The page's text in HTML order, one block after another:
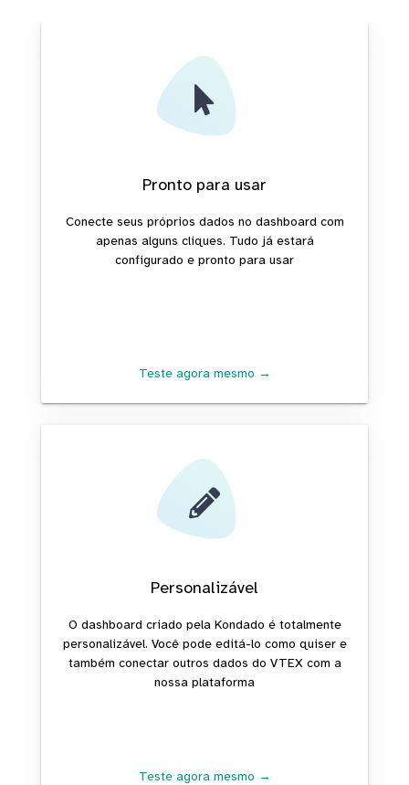
Pronto para usar
Conecte seus próprios dados no dashboard com
apenas alguns cliques. Tudo já estará
configurado e pronto para usar
Teste agora mesmo →
Personalizável
O dashboard criado pela Kondado é totalmente
personalizável. Você pode editá-lo como quiser e
também conectar outros dados do VTEX com a
nossa plataforma
Teste agora mesmo →